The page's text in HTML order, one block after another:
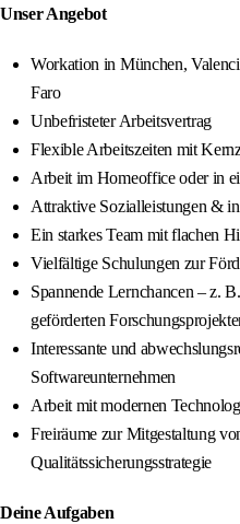
Unser Angebot
Workation in München,
Faro
Unbefristeter Arbeitsvertrag
Flexible Arbeitszeiten mit
Arbeit im Homeoffice oder in
Attraktive Sozialleistungen &
Ein starkes Team mit flachen
Vielfältige Schulungen zur
Spannende Lernchancen – z.
geförderten
Interessante und
Softwareunternehmen
Arbeit mit modernen
Freiräume zur Mitgestaltung
Qualitätssicherungsstrategie
Deine Aufgaben